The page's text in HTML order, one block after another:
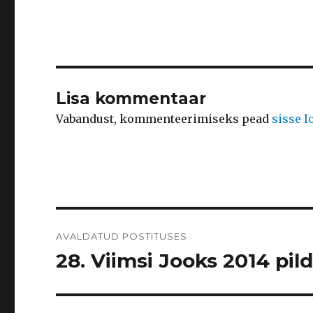
Lisa kommentaar
Vabandust, kommenteerimiseks pead sisse
AVALDATUD POSTITUSES
28. Viimsi Jooks 2014